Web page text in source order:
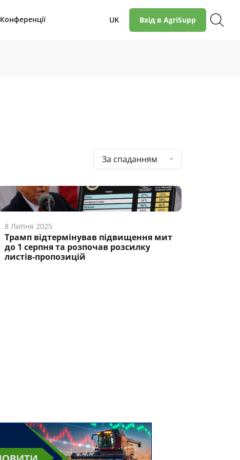
Конференції UK Вхід в AgriSupp
За спаданням
8 Липня 2025
Трамп відтермінував підвищення мит
до 1 серпня та розпочав розсилку
листів-пропозицій